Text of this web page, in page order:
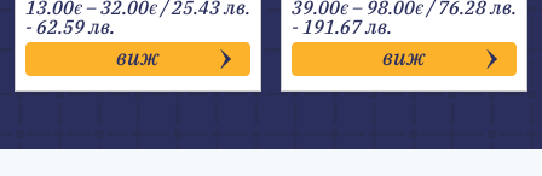
13.00€ –32.00€Price
range:
13.00€
through
32.00€
/ 25.43 лв.
- 62.59 лв.
виж
39.00€ – 98.00€Price
range:
39.00€
through
98.00€
/ 76.28 лв.
- 191.67 лв.
виж